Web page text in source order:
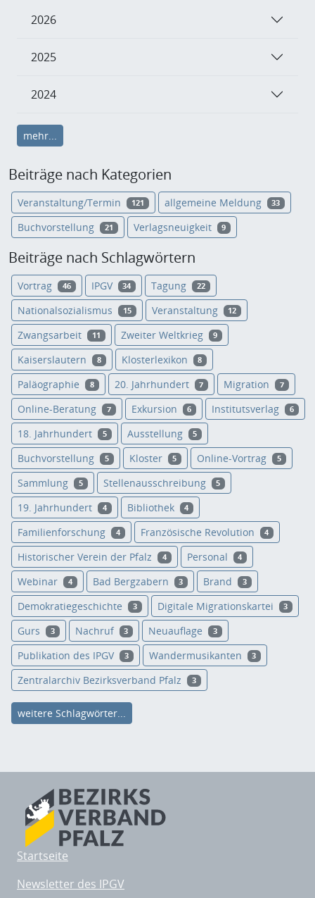
2026
2025
2024
mehr...
Beiträge nach Kategorien
Veranstaltung/Termin 121 allgemeine Meldung 33
Buchvorstellung 21 Verlagsneuigkeit 9
Beiträge nach Schlagwörtern
Vortrag 46 IPGV 34 Tagung 22
Nationalsozialismus 15 Veranstaltung 12
Zwangsarbeit 11 Zweiter Weltkrieg 9
Kaiserslautern 8 Klosterlexikon 8
Paläographie 8 20. Jahrhundert 7 Migration 7
Online-Beratung 7 Exkursion 6 Institutsverlag 6
18. Jahrhundert 5 Ausstellung 5
Buchvorstellung 5 Kloster 5 Online-Vortrag 5
Sammlung 5 Stellenausschreibung 5
19. Jahrhundert 4 Bibliothek 4
Familienforschung 4 Französische Revolution 4
Historischer Verein der Pfalz 4 Personal 4
Webinar 4 Bad Bergzabern 3 Brand 3
Demokratiegeschichte 3 Digitale Migrationskartei 3
Gurs 3 Nachruf 3 Neuauflage 3
Publikation des IPGV 3 Wandermusikanten 3
Zentralarchiv Bezirksverband Pfalz 3
weitere Schlagwörter...
Startseite
Newsletter des IPGV